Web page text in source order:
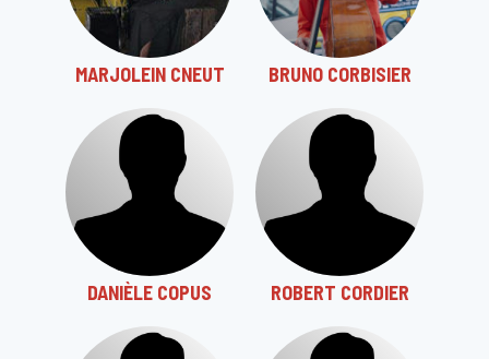
MARJOLEIN CNEUT BRUNO CORBISIER
DANIÈLE COPUS ROBERT CORDIER